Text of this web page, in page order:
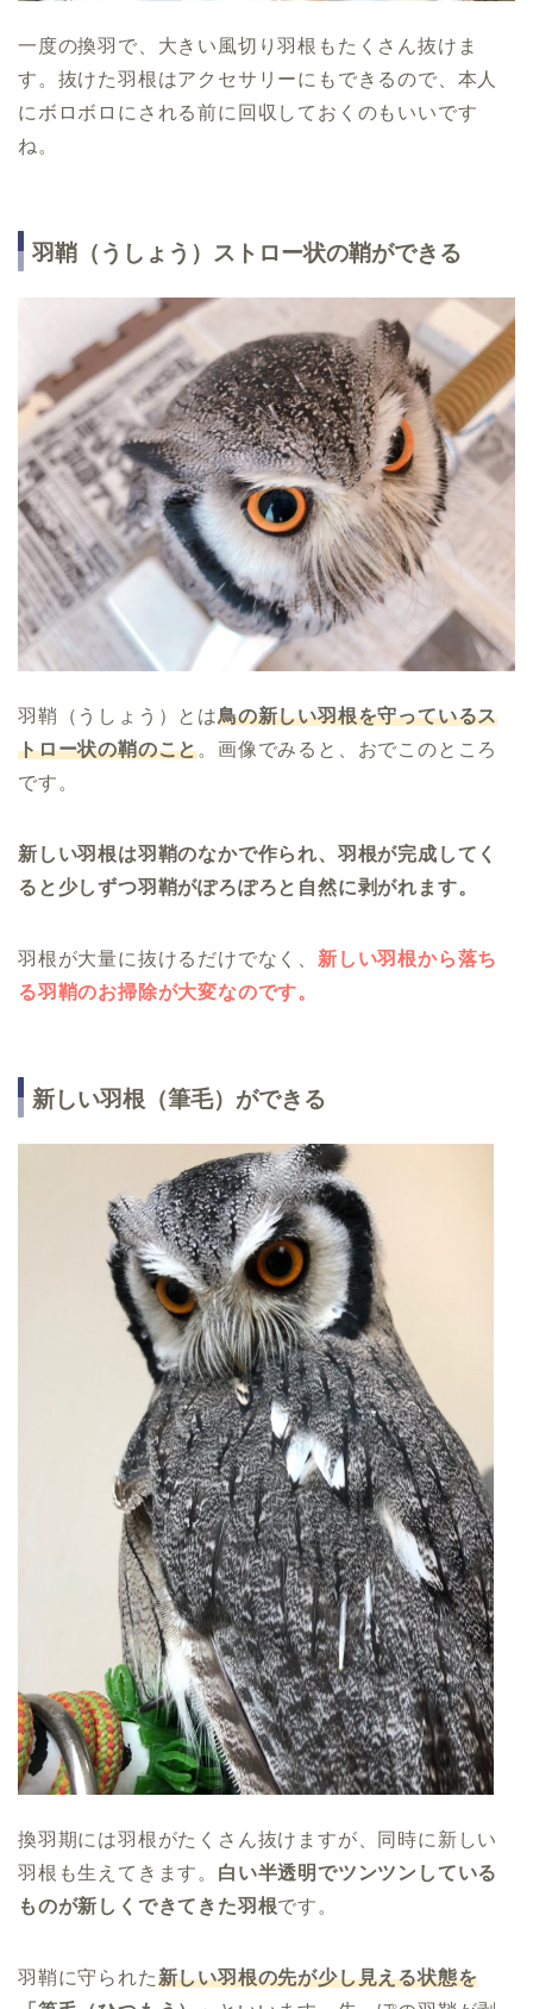
一度の換羽で、大きい風切り羽根もたくさん抜けま
す。抜けた羽根はアクセサリーにもできるので、本人
にボロボロにされる前に回収しておくのもいいです
ね。
羽鞘（うしょう）ストロー状の鞘ができる
羽鞘（うしょう）とは鳥の新しい羽根を守っているス
トロー状の鞘のこと。画像でみると、おでこのところ
です。
新しい羽根は羽鞘のなかで作られ、羽根が完成してく
ると少しずつ羽鞘がぽろぽろと自然に剥がれます。
羽根が大量に抜けるだけでなく、 新しい羽根から落ち
る羽鞘のお掃除が大変なのです。
新しい羽根（筆毛）ができる
換羽期には羽根がたくさん抜けますが、同時に新しい
羽根も生えてきます。 白い半透明でツンツンしている
ものが新しくできてきた羽根です。
羽鞘に守られた新しい羽根の先が少し見える状態を